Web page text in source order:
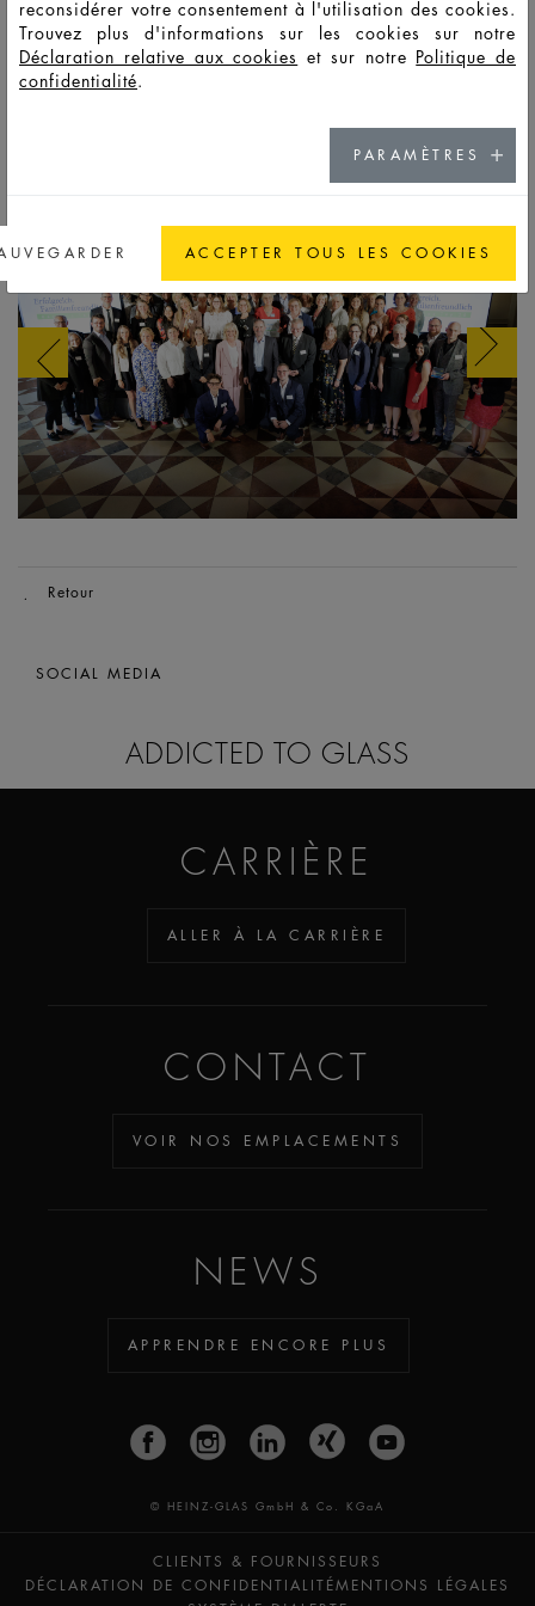
Copyright Fotos/pictures: StMAS/Nötel
Hier finden Sie außerdem einen TV-Beitrag von TV
oberfranken-heinz-glas-gehoert-zu-den-20-
familienfreundlichsten-unternehmen-bayerns/
Retour
SOCIAL MEDIA
ADDICTED TO GLASS
CARRIÈRE
ALLER À LA CARRIÈRE
CONTACT
VOIR NOS EMPLACEMENTS
NEWS
APPRENDRE ENCORE PLUS
© HEINZ-GLAS GmbH & Co. KGaA
CLIENTS & FOURNISSEURS
DÉCLARATION DE CONFIDENTIALITÉMENTIONS LÉGALES
reconsidérer votre consentement à l'utilisation des cookies.
Trouvez plus d'informations sur les cookies sur notre
Déclaration relative aux cookies et sur notre Politique de
confidentialité.
PARAMÈTRES
ACCEPTER TOUS LES COOKIES